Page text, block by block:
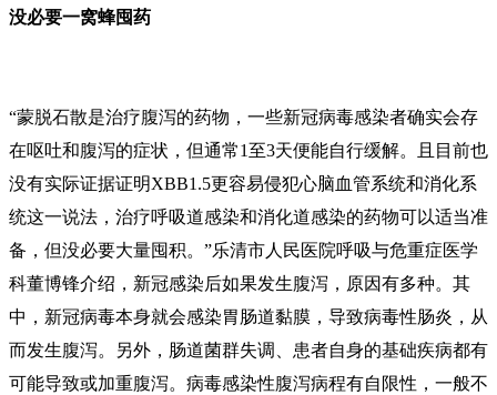
没必要一窝蜂囤药
“蒙脱石散是治疗腹泻的药物，一些新冠病毒感染者确实会存
在呕吐和腹泻的症状，但通常1至3天便能自行缓解。且目前也
没有实际证据证明XBB1.5更容易侵犯心脑血管系统和消化系
统这一说法，治疗呼吸道感染和消化道感染的药物可以适当准
备，但没必要大量囤积。”乐清市人民医院呼吸与危重症医学
科董博锋介绍，新冠感染后如果发生腹泻，原因有多种。其
中，新冠病毒本身就会感染胃肠道黏膜，导致病毒性肠炎，从
而发生腹泻。另外，肠道菌群失调、患者自身的基础疾病都有
可能导致或加重腹泻。病毒感染性腹泻病程有自限性，一般不